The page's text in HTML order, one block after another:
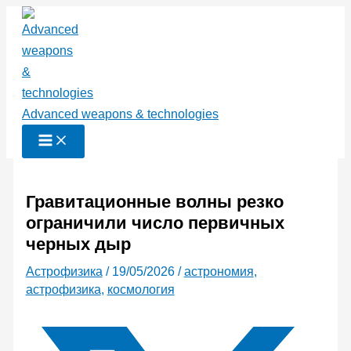
Перейти
содержимому
Advanced weapons & technologies
Гравитационные волны резко
ограничили число первичных
черных дыр
Астрофизика / 19/05/2026 /астрономия,
астрофизика, космология